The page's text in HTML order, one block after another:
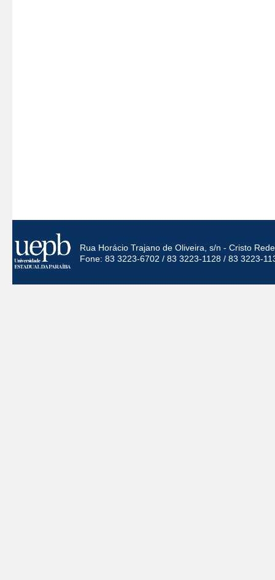
Rua Horácio Trajano de Oliveira, s/n - Cristo
Fone: 83 3223-6702 / 83 3223-1128 / 83 3223-